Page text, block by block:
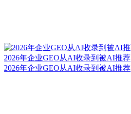
2026年企业GEO从AI收录到被AI推荐
2026年企业GEO从AI收录到被AI推荐